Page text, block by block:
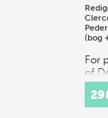
(bog
For
of
are
or